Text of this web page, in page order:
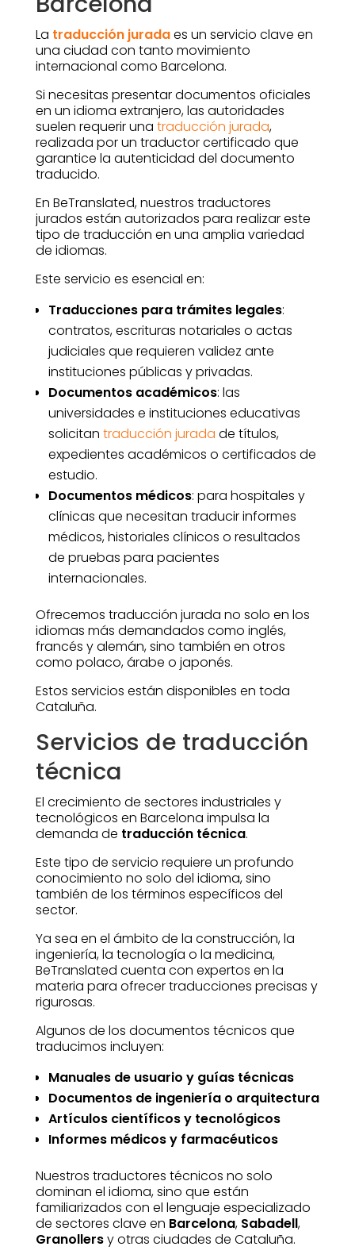
La traducción juradaes un servicio clave en
una ciudad con tanto movimiento
internacional como Barcelona.
Si necesitas presentar documentos oficiales
en un idioma extranjero, las autoridades
suelen requerir una traducción jurada,
realizada por un traductor certificado que
garantice la autenticidad del documento
traducido.
En BeTranslated, nuestros traductores
jurados están autorizados para realizar este
tipo de traducción en una amplia variedad
de idiomas.
Este servicio es esencial en:
Traducciones para trámites legales:
contratos, escrituras notariales o actas
judiciales que requieren validez ante
instituciones públicas y privadas.
Documentos académicos: las
universidades e instituciones educativas
solicitan traducción jurada de títulos,
expedientes académicos o certificados de
estudio.
Documentos médicos: para hospitales y
clínicas que necesitan traducir informes
médicos, historiales clínicos o resultados
de pruebas para pacientes
internacionales.
Ofrecemos traducción jurada no solo en los
idiomas más demandados como inglés,
francés y alemán, sino también en otros
como polaco, árabe o japonés.
Estos servicios están disponibles en toda
Cataluña.
Servicios de traducción
técnica
El crecimiento de sectores industriales y
tecnológicos en Barcelona impulsa la
demanda de traducción técnica.
Este tipo de servicio requiere un profundo
conocimiento no solo del idioma, sino
también de los términos específicos del
sector.
Ya sea en el ámbito de la construcción, la
ingeniería, la tecnología o la medicina,
BeTranslated cuenta con expertos en la
materia para ofrecer traducciones precisas y
rigurosas.
Algunos de los documentos técnicos que
traducimos incluyen:
Manuales de usuario y guías técnicas
Documentos de ingeniería o arquitectura
Artículos científicos y tecnológicos
Informes médicos y farmacéuticos
Nuestros traductores técnicos no solo
dominan el idioma, sino que están
familiarizados con el lenguaje especializado
de sectores clave en Barcelona, Sabadell,
Granollersy otras ciudades de Cataluña.